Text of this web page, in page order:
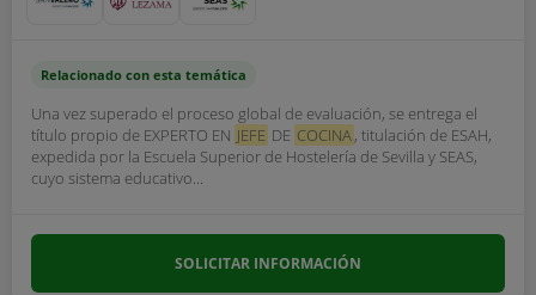
Relacionado con esta temática
Una vez superado el proceso global de evaluación, se entrega el
título propio de EXPERTO EN JEFE DE COCINA, titulación de ESAH,
expedida por la Escuela Superior de Hostelería de Sevilla y SEAS,
cuyo sistema educativo...
SOLICITAR INFORMACIÓN